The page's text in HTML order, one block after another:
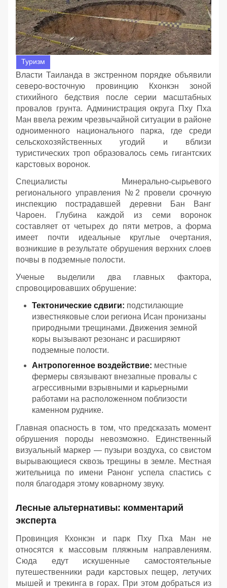
Туризм
Власти Таиланда в экстренном порядке объявили
северо-восточную провинцию Кхонкэн зоной
стихийного бедствия после серии масштабных
провалов грунта. Администрация округа Пху Пха
Ман ввела режим чрезвычайной ситуации в районе
одноименного национального парка, где среди
сельскохозяйственных угодий и вблизи
туристических троп образовалось семь гигантских
карстовых воронок.
Специалисты Минерально-сырьевого
регионального управления №2 провели срочную
инспекцию пострадавшей деревни Бан Ванг
Чароен. Глубина каждой из семи воронок
составляет от четырех до пяти метров, а форма
имеет почти идеальные круглые очертания,
возникшие в результате обрушения верхних слоев
почвы в подземные полости.
Ученые выделили два главных фактора,
спровоцировавших обрушение:
Тектонические сдвиги: подстилающие
известняковые слои региона Исан пронизаны
природными трещинами. Движения земной
коры вызывают резонанс и расширяют
подземные полости.
Антропогенное воздействие: местные
фермеры связывают внезапные провалы с
агрессивными взрывными и карьерными
работами на расположенном поблизости
каменном руднике.
Главная опасность в том, что предсказать момент
обрушения породы невозможно. Единственный
визуальный маркер — пузыри воздуха, со свистом
вырывающиеся сквозь трещины в земле. Местная
жительница по имени Ранонг успела спастись с
поля благодаря этому коварному звуку.
Лесные альтернативы: комментарий
эксперта
Провинция Кхонкэн и парк Пху Пха Ман не
относятся к массовым пляжным направлениям.
Сюда едут искушенные самостоятельные
путешественники ради карстовых пещер, летучих
мышей и трекинга в горах. При этом добраться из